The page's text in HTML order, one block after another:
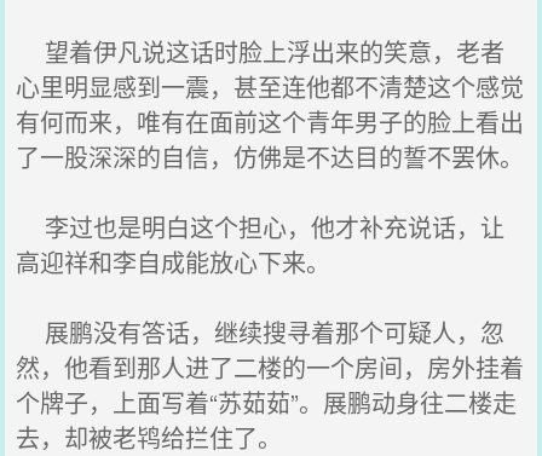
望着伊凡说这话时脸上浮出来的笑意，老者
心里明显感到一震，甚至连他都不清楚这个感觉
有何而来，唯有在面前这个青年男子的脸上看出
了一股深深的自信，仿佛是不达目的誓不罢休。
李过也是明白这个担心，他才补充说话，让
高迎祥和李自成能放心下来。
展鹏没有答话，继续搜寻着那个可疑人，忽
然，他看到那人进了二楼的一个房间，房外挂着
个牌子，上面写着“苏茹茹”。展鹏动身往二楼走
去，却被老鸨给拦住了。